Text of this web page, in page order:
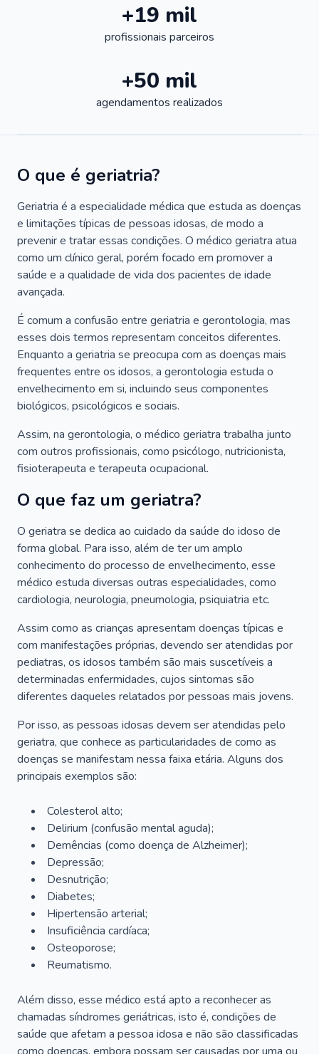
+19 mil
profissionais parceiros
+50 mil
agendamentos realizados
O que é geriatria?
Geriatria é a especialidade médica que estuda as doenças
e limitações típicas de pessoas idosas, de modo a
prevenir e tratar essas condições. O médico geriatra atua
como um clínico geral, porém focado em promover a
saúde e a qualidade de vida dos pacientes de idade
avançada.
É comum a confusão entre geriatria e gerontologia, mas
esses dois termos representam conceitos diferentes.
Enquanto a geriatria se preocupa com as doenças mais
frequentes entre os idosos, a gerontologia estuda o
envelhecimento em si, incluindo seus componentes
biológicos, psicológicos e sociais.
Assim, na gerontologia, o médico geriatra trabalha junto
com outros profissionais, como psicólogo, nutricionista,
fisioterapeuta e terapeuta ocupacional.
O que faz um geriatra?
O geriatra se dedica ao cuidado da saúde do idoso de
forma global. Para isso, além de ter um amplo
conhecimento do processo de envelhecimento, esse
médico estuda diversas outras especialidades, como
cardiologia, neurologia, pneumologia, psiquiatria etc.
Assim como as crianças apresentam doenças típicas e
com manifestações próprias, devendo ser atendidas por
pediatras, os idosos também são mais suscetíveis a
determinadas enfermidades, cujos sintomas são
diferentes daqueles relatados por pessoas mais jovens.
Por isso, as pessoas idosas devem ser atendidas pelo
geriatra, que conhece as particularidades de como as
doenças se manifestam nessa faixa etária. Alguns dos
principais exemplos são:
Colesterol alto;
Delirium (confusão mental aguda);
Demências (como doença de Alzheimer);
Depressão;
Desnutrição;
Diabetes;
Hipertensão arterial;
Insuficiência cardíaca;
Osteoporose;
Reumatismo.
Além disso, esse médico está apto a reconhecer as
chamadas síndromes geriátricas, isto é, condições de
saúde que afetam a pessoa idosa e não são classificadas